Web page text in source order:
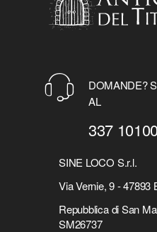
DOMANDE?
AL
337
SINE LOCO S.r.l.
Via Vernie, 9 - 47893
Repubblica di San
SM26737